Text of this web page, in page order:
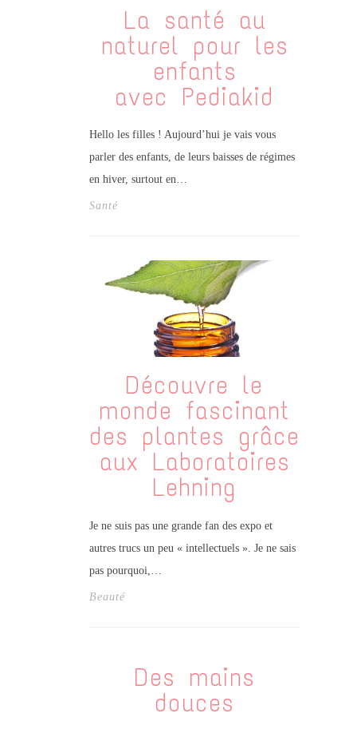
La santé au
naturel pour les
enfants
avec Pediakid
Hello les filles ! Aujourd’hui je vais vous
parler des enfants, de leurs baisses de régimes
en hiver, surtout en…
Santé
Découvre le
monde fascinant
des plantes grâce
aux Laboratoires
Lehning
Je ne suis pas une grande fan des expo et
autres trucs un peu « intellectuels ». Je ne sais
pas pourquoi,…
Beauté
Des mains
douces